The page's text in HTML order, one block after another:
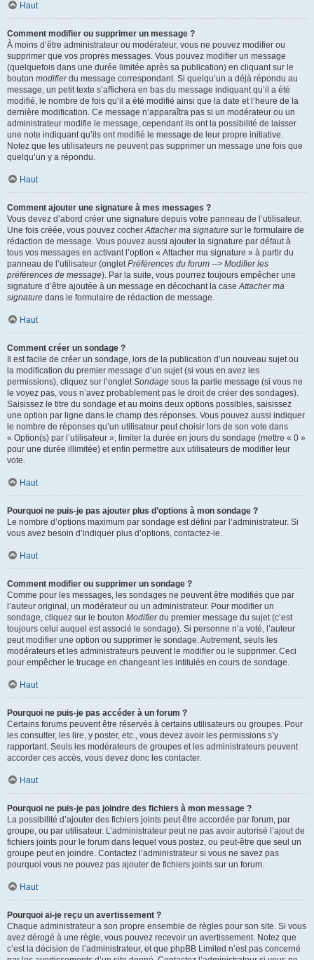
Haut
Comment modifier ou supprimer un message ?
À moins d’être administrateur ou modérateur, vous ne pouvez modifier ou
supprimer que vos propres messages. Vous pouvez modifier un message
(quelquefois dans une durée limitée après sa publication) en cliquant sur le
bouton modifierdu message correspondant. Si quelqu’un a déjà répondu au
message, un petit texte s’affichera en bas du message indiquant qu’il a été
modifié, le nombre de fois qu’il a été modifié ainsi que la date et l’heure de la
dernière modification. Ce message n’apparaîtra pas si un modérateur ou un
administrateur modifie le message, cependant ils ont la possibilité de laisser
une note indiquant qu’ils ont modifié le message de leur propre initiative.
Notez que les utilisateurs ne peuvent pas supprimer un message une fois que
quelqu’un y a répondu.
Haut
Comment ajouter une signature à mes messages ?
Vous devez d’abord créer une signature depuis votre panneau de l’utilisateur.
Une fois créée, vous pouvez cocherAttacher ma signature sur le formulaire de
rédaction de message. Vous pouvez aussi ajouter la signature par défaut à
tous vos messages en activant l’option « Attacher ma signature » à partir du
panneau de l’utilisateur (ongletPréférences du forum --> Modifier les
préférences de message). Par la suite, vous pourrez toujours empêcher une
signature d’être ajoutée à un message en décochant la caseAttacher ma
signature dans le formulaire de rédaction de message.
Haut
Comment créer un sondage ?
Il est facile de créer un sondage, lors de la publication d’un nouveau sujet ou
la modification du premier message d’un sujet (si vous en avez les
permissions), cliquez sur l’ongletSondage sous la partie message (si vous ne
le voyez pas, vous n’avez probablement pas le droit de créer des sondages).
Saisissez le titre du sondage et au moins deux options possibles, saisissez
une option par ligne dans le champ des réponses. Vous pouvez aussi indiquer
le nombre de réponses qu’un utilisateur peut choisir lors de son vote dans
« Option(s) par l’utilisateur », limiter la durée en jours du sondage (mettre « 0 »
pour une durée illimitée) et enfin permettre aux utilisateurs de modifier leur
vote.
Haut
Pourquoi ne puis-je pas ajouter plus d’options à mon sondage ?
Le nombre d’options maximum par sondage est défini par l’administrateur. Si
vous avez besoin d’indiquer plus d’options, contactez-le.
Haut
Comment modifier ou supprimer un sondage ?
Comme pour les messages, les sondages ne peuvent être modifiés que par
l’auteur original, un modérateur ou un administrateur. Pour modifier un
sondage, cliquez sur le bouton Modifierdu premier message du sujet (c’est
toujours celui auquel est associé le sondage). Si personne n’a voté, l’auteur
peut modifier une option ou supprimer le sondage. Autrement, seuls les
modérateurs et les administrateurs peuvent le modifier ou le supprimer. Ceci
pour empêcher le trucage en changeant les intitulés en cours de sondage.
Haut
Pourquoi ne puis-je pas accéder à un forum ?
Certains forums peuvent être réservés à certains utilisateurs ou groupes. Pour
les consulter, les lire, y poster, etc., vous devez avoir les permissions s’y
rapportant. Seuls les modérateurs de groupes et les administrateurs peuvent
accorder ces accès, vous devez donc les contacter.
Haut
Pourquoi ne puis-je pas joindre des fichiers à mon message ?
La possibilité d’ajouter des fichiers joints peut être accordée par forum, par
groupe, ou par utilisateur. L’administrateur peut ne pas avoir autorisé l’ajout de
fichiers joints pour le forum dans lequel vous postez, ou peut-être que seul un
groupe peut en joindre. Contactez l’administrateur si vous ne savez pas
pourquoi vous ne pouvez pas ajouter de fichiers joints sur un forum.
Haut
Pourquoi ai-je reçu un avertissement ?
Chaque administrateur a son propre ensemble de règles pour son site. Si vous
avez dérogé à une règle, vous pouvez recevoir un avertissement. Notez que
c’est la décision de l’administrateur, et que phpBB Limited n’est pas concerné